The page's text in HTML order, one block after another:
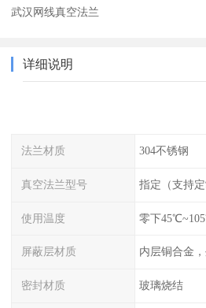
武汉网线真空法兰
详细说明
法兰材质 304不锈钢
真空法兰型号 指定（支持定
使用温度 零下
屏蔽层材质 内层铜合金
密封材质 玻璃烧结